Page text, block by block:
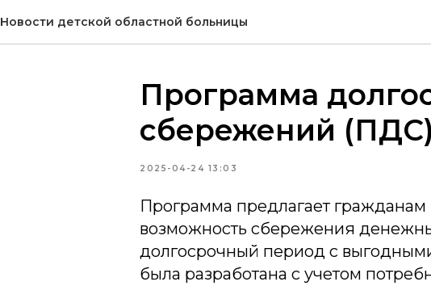
Новости детской областной больницы
Программа
сбережений (ПДС)
2025-04-24 13:03
Программа предлагает гражданам
возможность сбережения
долгосрочный период с
была разработана с учетом